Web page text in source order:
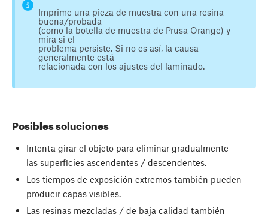
Imprime una pieza de muestra con una resina
buena/probada
(como la botella de muestra de Prusa Orange) y
mira si el
problema persiste. Si no es así, la causa
generalmente está
relacionada con los ajustes del laminado.
Posibles soluciones
Intenta girar el objeto para eliminar gradualmente
las superficies ascendentes / descendentes.
Los tiempos de exposición extremos también pueden
producir capas visibles.
Las resinas mezcladas / de baja calidad también